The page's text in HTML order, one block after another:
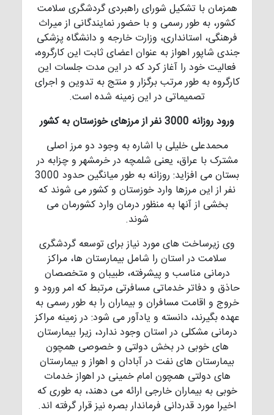
همزمان با تشکیل شورای راهبردی گردشگری سلامت
کشور، به طور رسمی و با حضور نمایندگانی از میراث
فرهنگی، استانداری، وزارت خارجه و دانشگاه پزشکی
جندی شاپور اهواز به عنوان اعضای ثابت این کارگروه،
فعالیت خود را آغاز کرد که در این مدت جلسات این
کارگروه به طور مرتب برگزار و منتج به تدوین و اجرای
تصمیماتی در این زمینه شده است.
ورود روزانه 3000 نفر از مرزهای خوزستان به کشور
محمدعلی خلیلی با اشاره به وجود دو مرز اصلی
مشترک با عراق، یعنی شلمچه در خرمشهر و چزابه در
بستان می افزاید: روزانه به طور میانگین حدود 3000
نفر از این مرزها وارد خوزستان و کشور می شوند که
بخشی از آنها به منظور درمان وارد کشورمان می
شوند.
وی زیرساخت های مورد نیاز برای توسعه گردشگری
سلامت در استان را شامل بیمارستان ها، مراکز
درمانی مناسب و پیشرفته، طبیبان و متخصصان
حاذق و دفاتر خدماتی مسافرتی مرتبط که امر ورود و
خروج و اقامت مسافران و بیماران را به طور رسمی به
عهده بگیرند، دانسته و یادآور می شود: در زمینه مراکز
درمانی مشکلی در استان وجود ندارد، زیرا بیمارستان
های خوبی در بخش دولتی و خصوصی همچون
بیمارستان های نفت در آبادان و اهواز و بیمارستان
های دولتی همچون امام خمینی در اهواز خدمات
خوبی به بیماران خارجی ارائه می دهند، به طوری که
اخیرا مورد قدردانی فرماندار بصره نیز قرار گرفته اند.